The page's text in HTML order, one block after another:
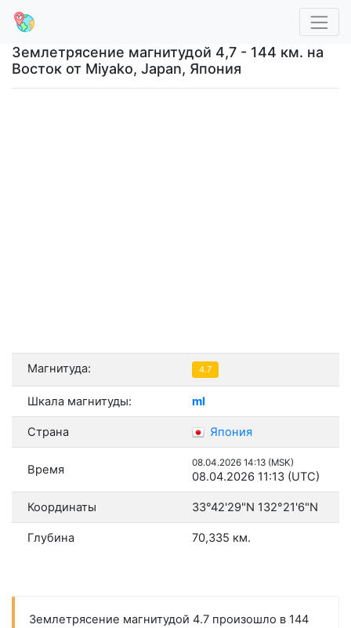
Землетрясение магнитудой 4,7 - 144 км. на
Восток от Miyako, Japan, Япония
Магнитуда: 4.7
Шкала магнитуды: ml
Страна Япония
Время 08.04.2026 14:13 (MSK)
08.04.2026 11:13 (UTC)
Координаты 33°42'29"N 132°21'6"N
Глубина 70,335 км.
Землетрясение магнитудой 4.7 произошло в 144